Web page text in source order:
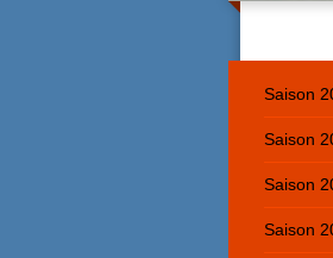
Saison
Saison
Saison
Saison